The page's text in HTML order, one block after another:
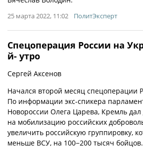
25 марта 2022, 11:02 ПолитЭксперт
Спецоперация России на
й- утро
Сергей Аксенов
Начался второй месяц спецоперации
По информации экс-спикера
Новороссии Олега Царева, Кремль дал
на мобилизацию российских
увеличить российскую группировку,
меньше ВСУ, на 100−200 тысяч бойцов.